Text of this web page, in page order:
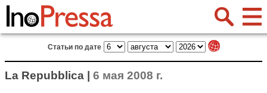
Статьи по дате
La Repubblica | 6 мая 2008 г.